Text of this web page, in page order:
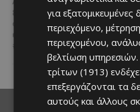
ξεχωριστό εκκλησιαστικό
συγκρότημα που αξίζει να
επισκεφθείς #VisitCyprus
#larnaca #churches...
για εξατομικευμένες
περιεχόμενο,
περιεχομένου,
βελτίωση υπηρεσιών.
τρίτων (1913)
επεξεργάζονται τα
αυτούς και άλλους